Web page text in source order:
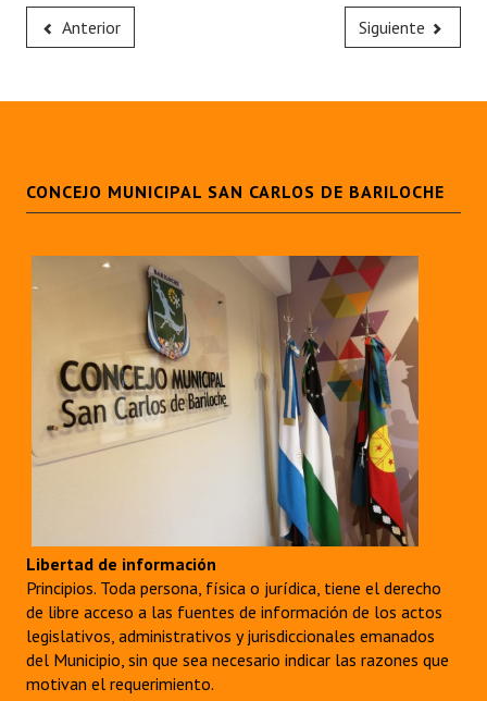
Anterior Siguiente
CONCEJO MUNICIPAL SAN CARLOS DE BARILOCHE
Libertad de información
Principios. Toda persona, física o jurídica, tiene el derecho
de libre acceso a las fuentes de información de los actos
legislativos, administrativos y jurisdiccionales emanados
del Municipio, sin que sea necesario indicar las razones que
motivan el requerimiento.